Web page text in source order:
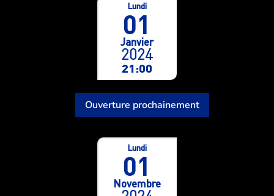
Lundi
01
Janvier
2024
21:00
Ouverture prochainement
Lundi
01
Novembre